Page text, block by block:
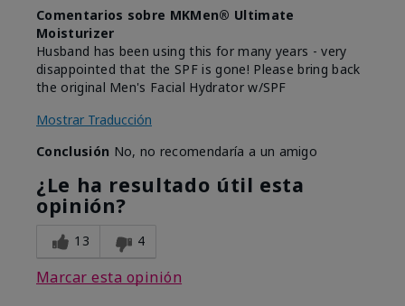
Comentarios sobre MKMen® Ultimate
Moisturizer
Husband has been using this for many years - very
disappointed that the SPF is gone! Please bring back
the original Men's Facial Hydrator w/SPF
Mostrar Traducción
Conclusión No, no recomendaría a un amigo
¿Le ha resultado útil esta
opinión?
13 4
Marcar esta opinión